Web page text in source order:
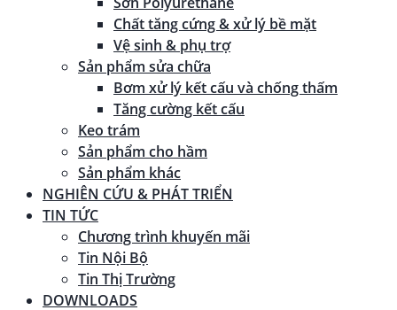
Chất tăng cứng & xử lý bề mặt
Vệ sinh & phụ trợ
Sản phẩm sửa chữa
Bơm xử lý kết cấu và chống thấm
Tăng cường kết cấu
Keo trám
Sản phẩm cho hầm
Sản phẩm khác
NGHIÊN CỨU & PHÁT TRIỂN
TIN TỨC
Chương trình khuyến mãi
Tin Nội Bộ
Tin Thị Trường
DOWNLOADS